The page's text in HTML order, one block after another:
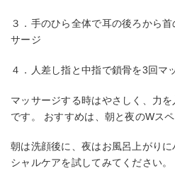
３．手のひら全体で耳の後ろから
サージ
４．人差し指と中指で鎖骨を3回マ
マッサージする時はやさしく、力
です。 おすすめは、朝と夜のWス
朝は洗顔後に、夜はお風呂上がり
シャルケアを試してみてください。